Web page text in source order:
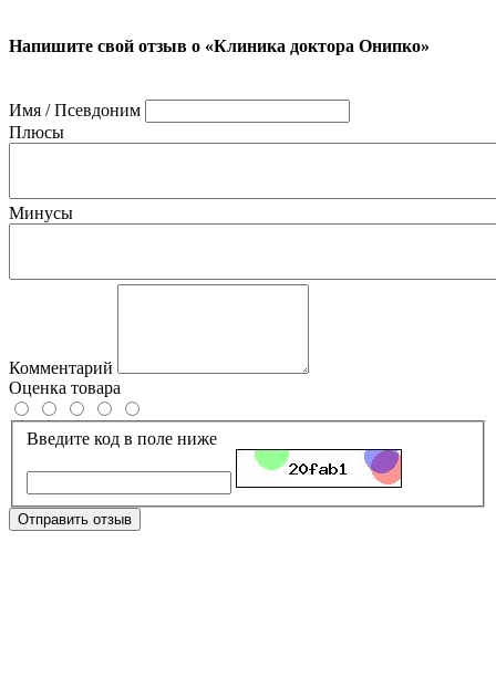
Напишите свой отзыв о «Клиника доктора Онипко»
Имя / Псевдоним
Плюсы
Минусы
Комментарий
Оценка товара
Введите код в поле ниже
Отправить отзыв